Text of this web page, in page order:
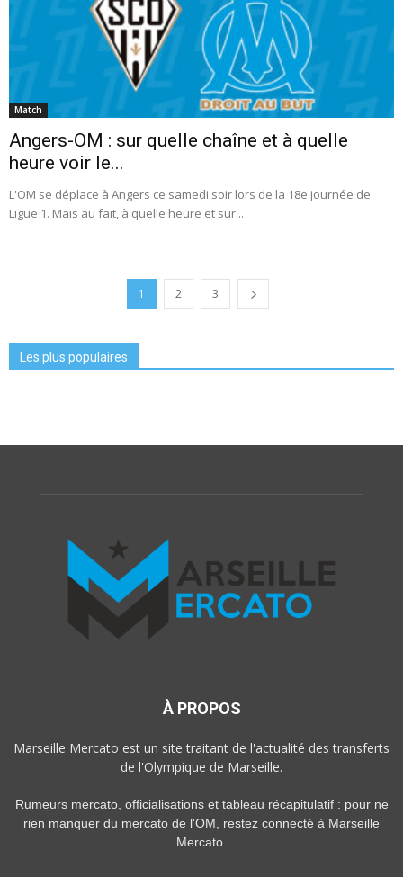
Match
Angers-OM : sur quelle chaîne et à quelle
heure voir le...
L'OM se déplace à Angers ce samedi soir lors de la 18e journée de
Ligue 1. Mais au fait, à quelle heure et sur...
1 2 3
Les plus populaires
À PROPOS
Marseille Mercato est un site traitant de l'actualité des transferts
de l'Olympique de Marseille.
Rumeurs mercato, officialisations et tableau récapitulatif : pour ne
rien manquer du mercato de l'OM, restez connecté à Marseille
Mercato.